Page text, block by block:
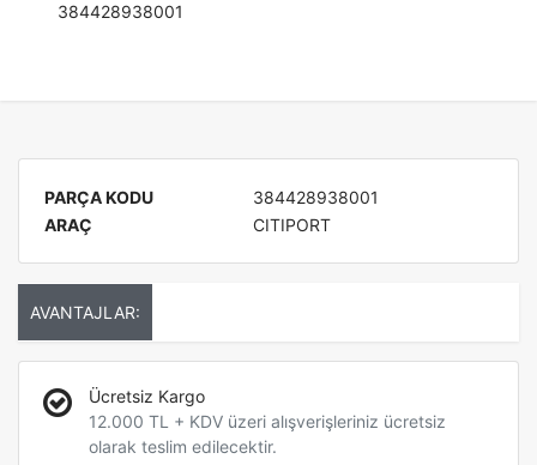
384428938001
PARÇA KODU
384428938001
ARAÇ
CITIPORT
AVANTAJLAR:
Ücretsiz Kargo
12.000 TL + KDV üzeri alışverişleriniz ücretsiz
olarak teslim edilecektir.